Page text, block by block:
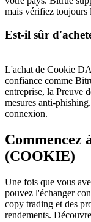
mais vérifiez toujours
Est-il sûr
L'achat de Cookie
confiance comme
entreprise, la Preuve
mesures anti-
connexion.
Commencez
(COOKIE)
Une fois que vous
pouvez l'échanger
copy trading et des
rendements.